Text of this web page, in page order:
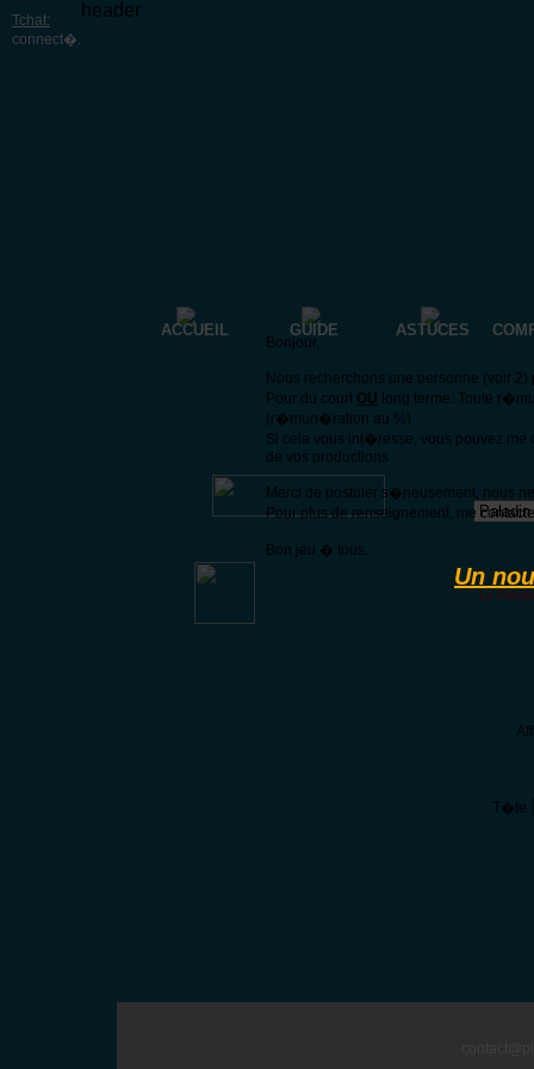
Tchat:
connect�.
header
ACCUEIL GUIDE ASTUCES
Le
T�te
Bonjour,
Nous recherchons une personne (voir
Pour du court OU long terme. Toute
(r�mun�ration au %)
Si cela vous int�resse, vous pouvez
de vos productions
Merci de postuler s�rieusement, nous
Pour plus de renseignement, me
Bon jeu � tous.
Un